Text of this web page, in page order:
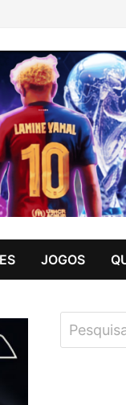
JOGOS
Pesquisar
por: